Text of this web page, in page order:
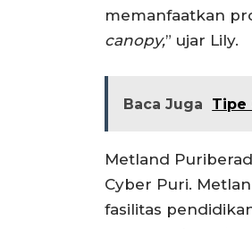
memanfaatkan
canopy,” ujar Lily.
Baca Juga Tipe
Metland
Cyber Puri.
fasilitas